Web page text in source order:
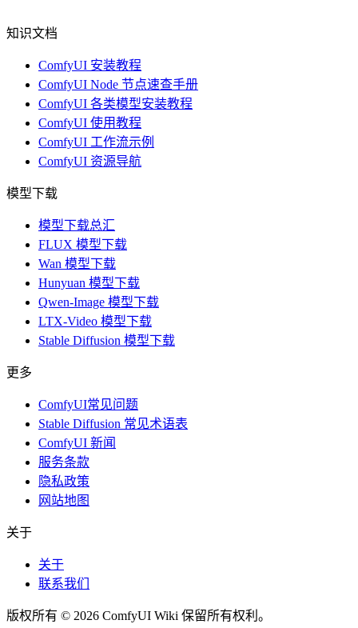
知识文档
ComfyUI 安装教程
ComfyUI Node 节点速查手册
ComfyUI 各类模型安装教程
ComfyUI 使用教程
ComfyUI 工作流示例
ComfyUI 资源导航
模型下载
模型下载总汇
FLUX 模型下载
Wan 模型下载
Hunyuan 模型下载
Qwen-Image 模型下载
LTX-Video 模型下载
Stable Diffusion 模型下载
更多
ComfyUI常见问题
Stable Diffusion 常见术语表
ComfyUI 新闻
服务条款
隐私政策
网站地图
关于
关于
联系我们
版权所有 © 2026 ComfyUI Wiki 保留所有权利。